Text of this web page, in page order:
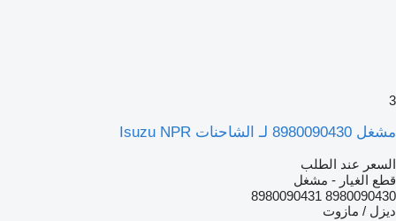
3
مشغل 8980090430 لـ الشاحنات Isuzu NPR
السعر عند الطلب
قطع الغيار - مشغل
8980090430 8980090431
ديزل / مازوت